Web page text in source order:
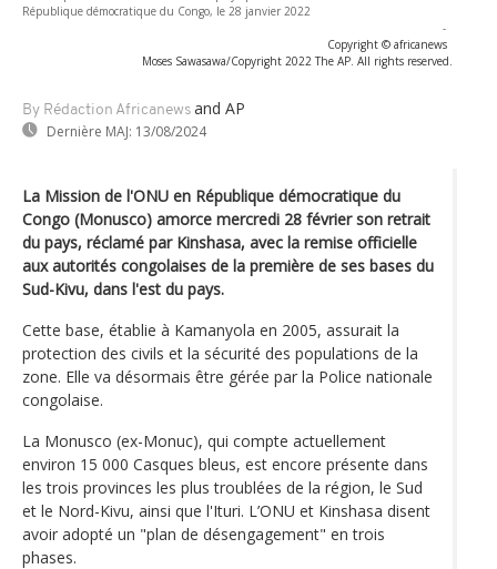
République démocratique du Congo, le 28 janvier 2022
-
Copyright © africanews
Moses Sawasawa/Copyright 2022 The AP. All rights reserved.
By Rédaction Africanews and AP
Dernière MAJ: 13/08/2024
La Mission de l'ONU en République démocratique du
Congo (Monusco) amorce mercredi 28 février son retrait
du pays, réclamé par Kinshasa, avec la remise officielle
aux autorités congolaises de la première de ses bases du
Sud-Kivu, dans l'est du pays.
Cette base, établie à Kamanyola en 2005, assurait la
protection des civils et la sécurité des populations de la
zone. Elle va désormais être gérée par la Police nationale
congolaise.
La Monusco (ex-Monuc), qui compte actuellement
environ 15 000 Casques bleus, est encore présente dans
les trois provinces les plus troublées de la région, le Sud
et le Nord-Kivu, ainsi que l'Ituri. L’ONU et Kinshasa disent
avoir adopté un "plan de désengagement" en trois
phases.